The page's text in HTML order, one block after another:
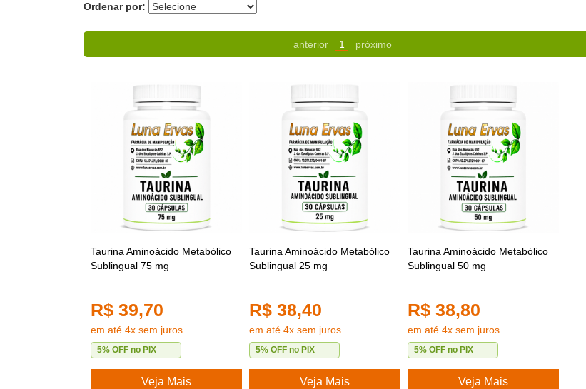
Ordenar por:
anterior 1 próximo
Taurina Aminoácido Metabólico
Sublingual 75 mg
R$ 39,70
em até 4x sem juros
5% OFF no PIX
Veja Mais
Taurina Aminoácido Metabólico
Sublingual 25 mg
R$ 38,40
em até 4x sem juros
5% OFF no PIX
Veja Mais
Taurina Aminoácido Metabólico
Sublingual 50 mg
R$ 38,80
em até 4x sem juros
5% OFF no PIX
Veja Mais